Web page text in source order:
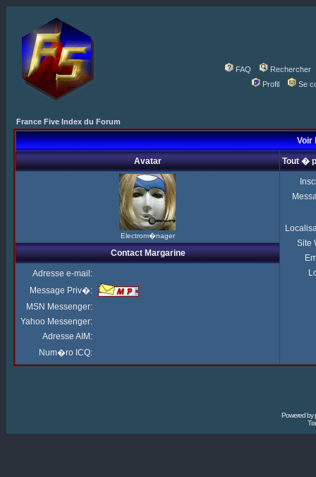
FAQ
Rechercher
Profil
Se
France Five Index du Forum
Voir
Avatar Tout �
Electrom�nager
Site
Contact Margarine
Adresse e-mail:
Message Priv�:
MSN Messenger:
Yahoo Messenger:
Adresse AIM:
Num�ro ICQ:
Powered by